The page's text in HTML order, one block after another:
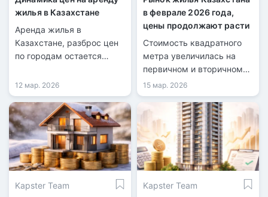
жилья в Казахстане
Аренда жилья в
Казахстане, разброс цен
по городам остается
12 мар. 2026
в феврале 2026 года,
цены продолжают расти
Стоимость квадратного
метра увеличилась на
первичном и вторичном
рынках.
15 мар. 2026
Kapster Team
Kapster Team